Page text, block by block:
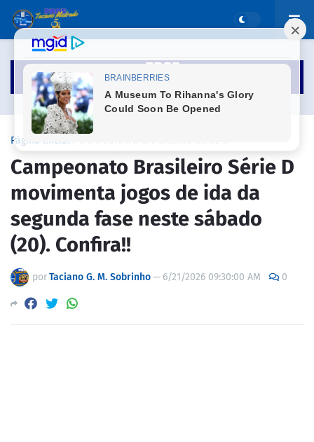
Página inicial
Campeonato Brasileiro Série D
movimenta jogos de ida da
segunda fase neste sábado
(20). Confira!!
porTaciano G. M. Sobrinho— 6/21/2026 09:30:00 AM 0